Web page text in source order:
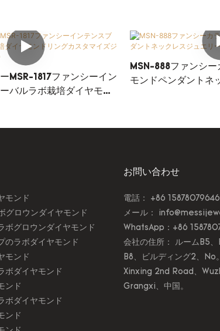
MSR-1817ファンシーイン
バルラボ栽培ダイヤモン
MSN-888ファンシ
モンドペンダントネ
モンド
グロウンダイヤモンド
ボグロウンダイヤモンド
のラボダイヤモンド
モンド
ボダイヤモンド
ンド
ボダイヤモンド
ンド
お問い合わせ
電話： +86 15878079646
メール：
WhatsApp：+86
会社の住所： ルームB5、
B8、ビルディング2、No
Xinxing 2nd Road、
Grangxi、中国。